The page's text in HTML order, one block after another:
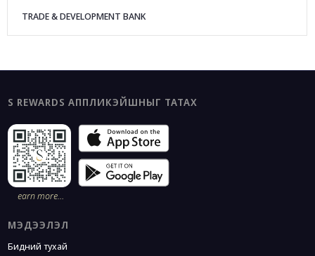
TRADE & DEVELOPMENT BANK
S REWARDS АППЛИКЭЙШНЫГ ТАТАХ
earn more…
МЭДЭЭЛЭЛ
Бидний тухай